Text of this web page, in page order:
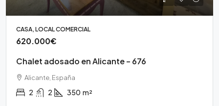
CASA, LOCAL COMERCIAL
620.000€
Chalet adosado en Alicante – 676
Alicante, España
2 2 350 m²